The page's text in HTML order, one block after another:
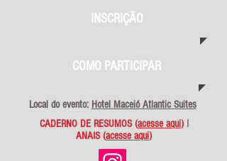
INSCRIÇÃO
COMO PARTICIPAR
Local do evento: Hotel Maceió Atlantic Suites
CADERNO DE RESUMOS (acesse aqui) I
ANAIS (acesse aqui)